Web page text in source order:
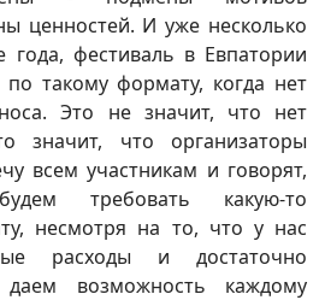
ценностей. И уже несколько
года, фестиваль в Евпатории
такому формату, когда нет
Это не значит, что нет
значит, что организаторы
всем участникам и говорят,
требовать какую-то
несмотря на то, что у нас
расходы и достаточно
возможность каждому